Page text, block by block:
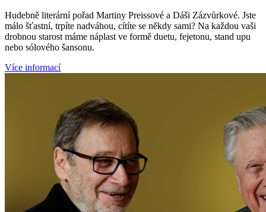
Hudebně literární pořad Martiny Preissové a Dáši Zázvůrkové. Jste
málo šťastní, trpíte nadváhou, cítíte se někdy sami? Na každou vaši
drobnou starost máme náplast ve formě duetu, fejetonu, stand upu
nebo sólového šansonu.
Více informací